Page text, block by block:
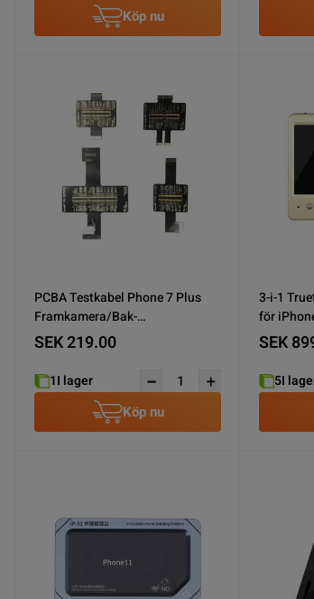
Köp nu
PCBA Testkabel Phone 7 Plus
Framkamera/Bak-
Kamera/Laddkontakt/Skärm
SEK 219.00
1I lager
Köp nu
3-i-1
för
Skärm/
SEK
5I